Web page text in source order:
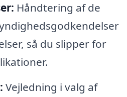
Håndtering af de
så du slipper for
Vejledning i valg af